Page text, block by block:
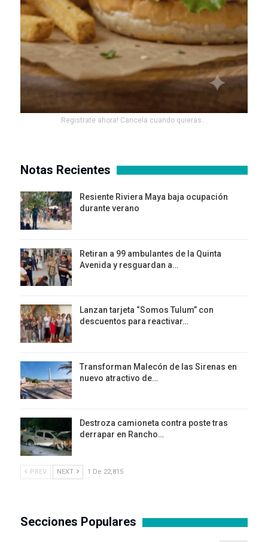
Registrate ahora! Cancela cuando quieras...
Notas Recientes
Resiente Riviera Maya baja ocupación
durante verano
Retiran a 99 ambulantes de la Quinta
Avenida y resguardan a…
Lanzan tarjeta “Somos Tulum” con
descuentos para reactivar…
Transforman Malecón de las Sirenas en
nuevo atractivo de…
Destroza camioneta contra poste tras
derrapar en Rancho…
PREV NEXT 1 De 22,815
Secciones Populares